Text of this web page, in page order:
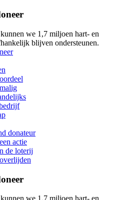
we 1,7 miljoen hart- en
blijven ondersteunen.
donateur
actie
de loterij